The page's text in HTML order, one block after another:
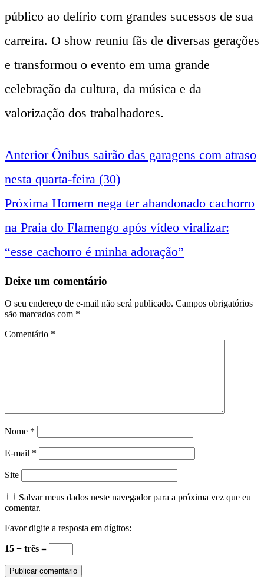
público ao delírio com grandes sucessos de sua
carreira. O show reuniu fãs de diversas gerações
e transformou o evento em uma grande
celebração da cultura, da música e da
valorização dos trabalhadores.
Navegação
entre
notícias
AnteriorÔnibus sairão das garagens com atraso
nesta quarta-feira (30)
Próxima Homem nega ter abandonado cachorro
na Praia do Flamengo após vídeo viralizar:
“esse cachorro é minha adoração”
Deixe um comentário
O seu endereço de e-mail não será publicado. Campos obrigatórios
são marcados com *
Comentário *
Nome *
E-mail *
Site
Salvar meus dados neste navegador para a próxima vez que eu
comentar.
Favor digite a resposta em dígitos:
15 − três =